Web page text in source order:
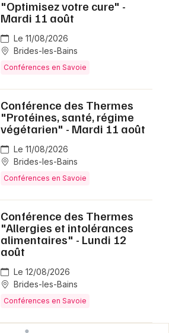
"Optimisez votre cure" -
Mardi 11 août
Le 11/08/2026
Brides-les-Bains
Conférences en Savoie
Conférence des Thermes
"Protéines, santé, régime
végétarien" - Mardi 11 août
Le 11/08/2026
Brides-les-Bains
Conférences en Savoie
Conférence des Thermes
"Allergies et intolérances
alimentaires" - Lundi 12
août
Le 12/08/2026
Brides-les-Bains
Conférences en Savoie